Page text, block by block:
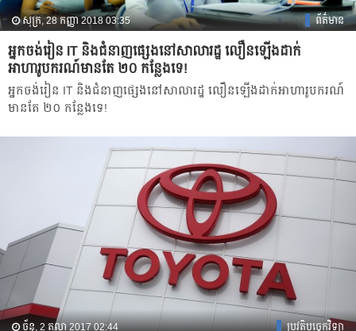
សុក្រ, 28 កញ្ញា 2018 03:35 ព័ត៌មាន
អ្នក​ចង់​រៀន IT និង​ជំនាញ​ផ្សេង​នៅ​សាលា​រដ្ឋ លឿន​ឡើង​ដាក់​
អាហារូបករណ៍​មាន​តែ ២០ ​កន្លែង​ទេ!
អ្នក​ចង់​រៀន IT និង​ជំនាញ​ផ្សេង​នៅ​សាលា​រដ្ឋ លឿន​ឡើង​ដាក់​អាហារូបករណ៍​
មាន​តែ ២០ ​កន្លែង​ទេ!
ច័ន្ទ, 2 តុលា 2017 02:44 ប្រវត្តិបច្ចេកវិទ្យា